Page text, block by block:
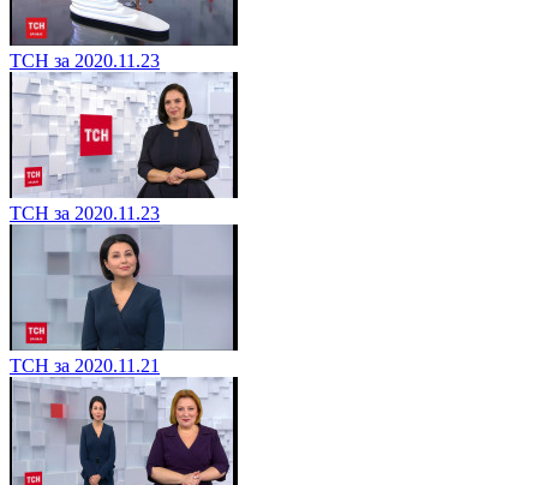
ТСН за 2020.11.23
ТСН за 2020.11.23
ТСН за 2020.11.21